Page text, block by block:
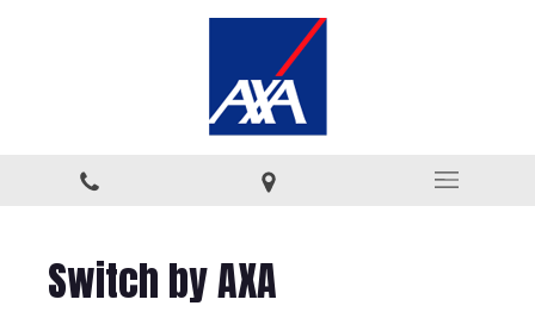
Switch by AXA